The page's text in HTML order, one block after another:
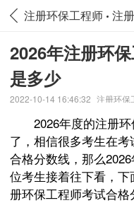
注册环保工程师 注
2026年注册环
是多少
2022-10-14 16:46:32 注册环保
2026年度的注册环
了，相信很多考生在
合格分数线，那么
位考生接着往下看，下
册环保工程师考试合格